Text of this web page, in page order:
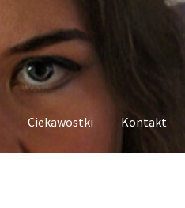
Ciekawostki Kontakt